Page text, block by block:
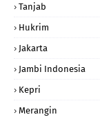
Tanjab
Hukrim
Jakarta
Jambi Indonesia
Kepri
Merangin